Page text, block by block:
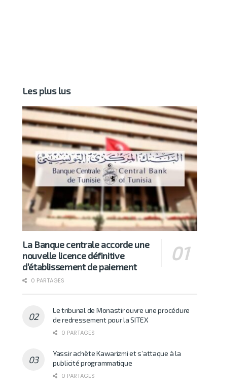
Les plus lus
La Banque centrale accorde une
nouvelle licence définitive
d’établissement de paiement
0 PARTAGES
Le tribunal de Monastir ouvre une procédure
de redressement pour la SITEX
0 PARTAGES
Yassir achète Kawarizmi et s’attaque à la
publicité programmatique
0 PARTAGES